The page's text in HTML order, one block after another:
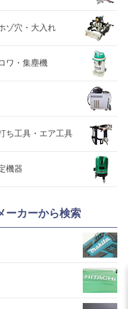
ゾ穴・大入れ
ワ・集塵機
ち工具・エア工具
機器
ーカーから検索